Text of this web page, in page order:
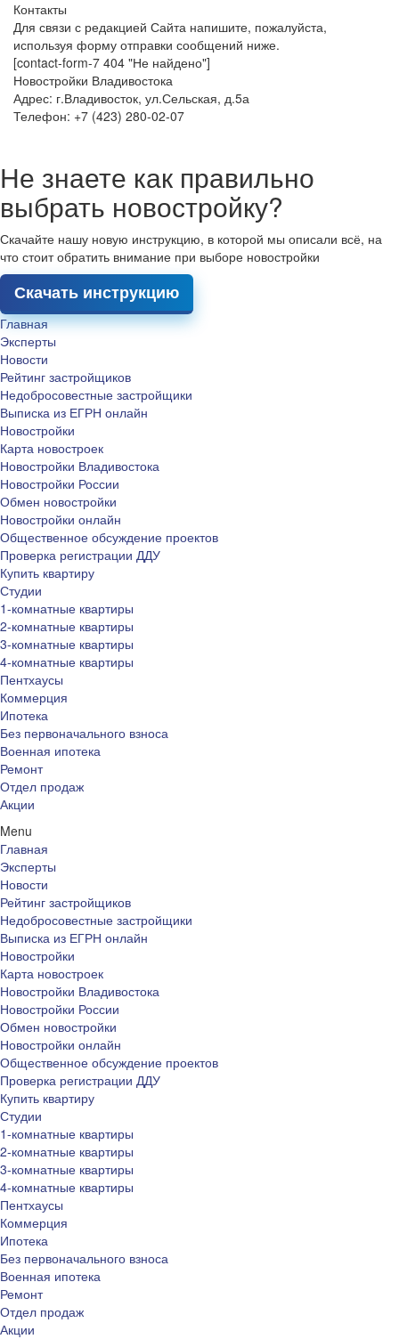
Контакты
Для связи с редакцией Сайта напишите, пожалуйста,
используя форму отправки сообщений ниже.
[contact-form-7 404 "Не найдено"]
Новостройки Владивостока
Адрес: г.Владивосток, ул.Сельская, д.5а
Телефон: +7 (423) 280-02-07
Не знаете как правильно
выбрать новостройку?
Скачайте нашу новую инструкцию, в которой мы описали всё, на
что стоит обратить внимание при выборе новостройки
Скачать инструкцию
Главная
Эксперты
Новости
Рейтинг застройщиков
Недобросовестные застройщики
Выписка из ЕГРН онлайн
Новостройки
Карта новостроек
Новостройки Владивостока
Новостройки России
Обмен новостройки
Новостройки онлайн
Общественное обсуждение проектов
Проверка регистрации ДДУ
Купить квартиру
Студии
1-комнатные квартиры
2-комнатные квартиры
3-комнатные квартиры
4-комнатные квартиры
Пентхаусы
Коммерция
Ипотека
Без первоначального взноса
Военная ипотека
Ремонт
Отдел продаж
Акции
Menu
Главная
Эксперты
Новости
Рейтинг застройщиков
Недобросовестные застройщики
Выписка из ЕГРН онлайн
Новостройки
Карта новостроек
Новостройки Владивостока
Новостройки России
Обмен новостройки
Новостройки онлайн
Общественное обсуждение проектов
Проверка регистрации ДДУ
Купить квартиру
Студии
1-комнатные квартиры
2-комнатные квартиры
3-комнатные квартиры
4-комнатные квартиры
Пентхаусы
Коммерция
Ипотека
Без первоначального взноса
Военная ипотека
Ремонт
Отдел продаж
Акции